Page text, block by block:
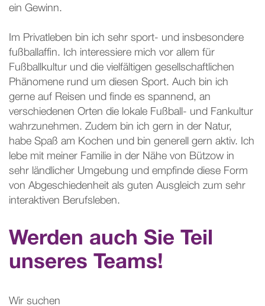
ein Gewinn.
Im Privatleben bin ich sehr sport- und insbesondere
fußballaffin. Ich interessiere mich vor allem für
Fußballkultur und die vielfältigen gesellschaftlichen
Phänomene rund um diesen Sport. Auch bin ich
gerne auf Reisen und finde es spannend, an
verschiedenen Orten die lokale Fußball- und Fankultur
wahrzunehmen. Zudem bin ich gern in der Natur,
habe Spaß am Kochen und bin generell gern aktiv. Ich
lebe mit meiner Familie in der Nähe von Bützow in
sehr ländlicher Umgebung und empfinde diese Form
von Abgeschiedenheit als guten Ausgleich zum sehr
interaktiven Berufsleben.
Werden auch Sie Teil
unseres Teams!
Wir suchen